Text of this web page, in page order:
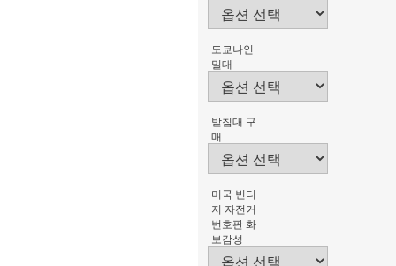
도쿄나인
밀대
받침대 구
매
미국 빈티
지 자전거
번호판 화
보감성